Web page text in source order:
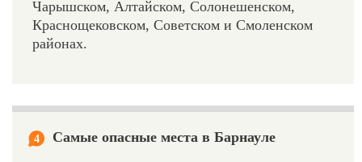
Чарышском, Алтайском, Солонешенском,
Краснощековском, Советском и Смоленском
районах.
4 Самые опасные места в Барнауле